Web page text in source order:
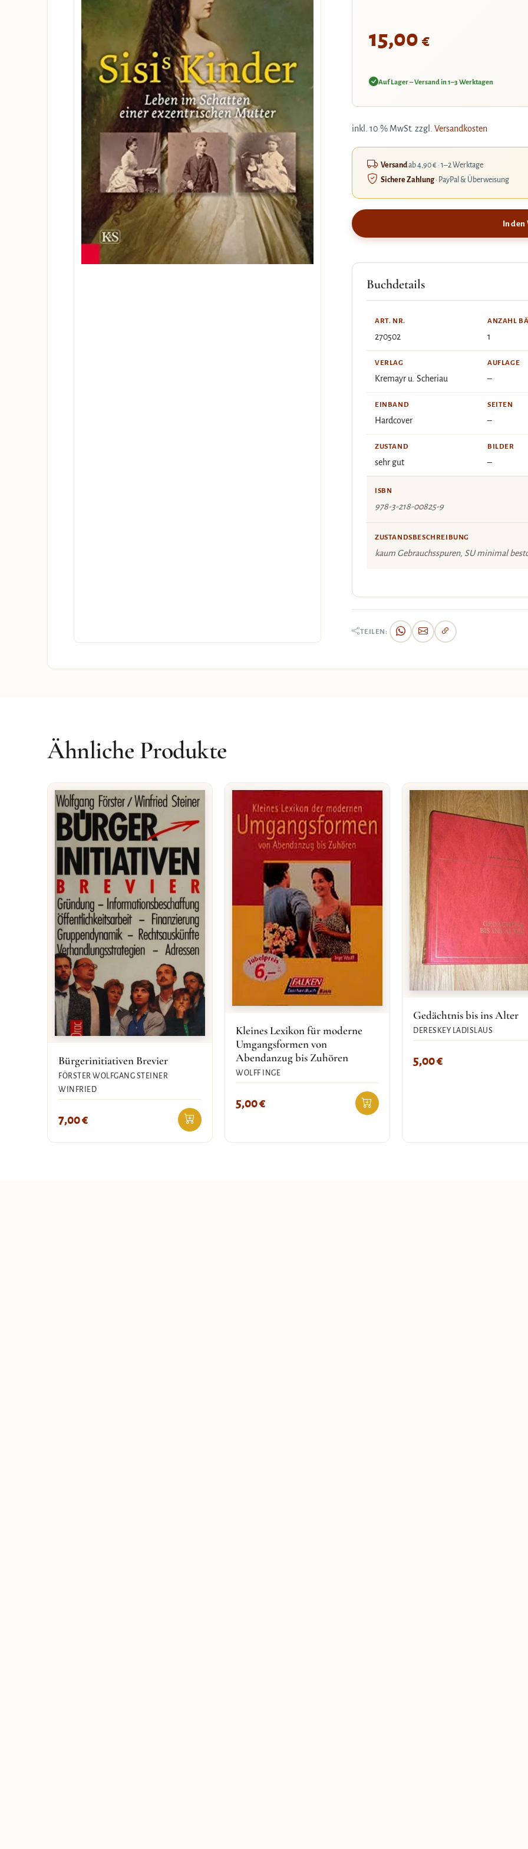
15,00 €
Auf Lager – Versand in 1–3 Werktagen
inkl. 10 % MwSt. zzgl. Versandkosten
Versandab 4,90 € · 1–2 Werktage
Sichere Zahlung· PayPal & Überweisung
In den
Buchdetails
ART. NR.
270502
ANZAHL
1
VERLAG
Kremayr u. Scheriau
AUFLAGE
–
EINBAND
Hardcover
SEITEN
–
ZUSTAND
sehr gut
BILDER
–
ISBN
978-3-218-00825-9
ZUSTANDSBESCHREIBUNG
kaum Gebrauchsspuren, SU minimal
TEILEN:
Ähnliche Produkte
Bürgerinitiativen Brevier
FÖRSTER WOLFGANG STEINER
WINFRIED
7,00€
Kleines Lexikon für moderne
Umgangsformen von
Abendanzug bis Zuhören
WOLFF INGE
5,00€
Gedächtnis bis ins Alter
DERESKEY LADISLAUS
5,00€